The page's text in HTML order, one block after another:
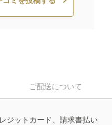
ご配送について
ジットカード、請求書払い